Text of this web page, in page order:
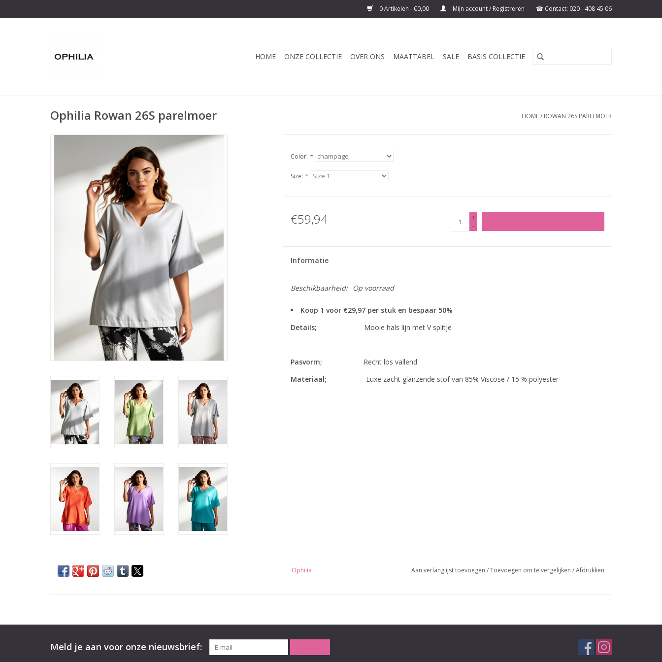
0 Artikelen - €0,00 Mijn account / Registreren
HOME ONZE COLLECTIE OVER ONS MAATTABEL SALE BASIS COLLECTIE
Ophilia Rowan 26S parelmoer HOME/ ROWAN 26S PARELMOER
Color: *
Size: *
€59,94
+
-
Informatie
Beschikbaarheid: Op voorraad
Koop 1 voor €29,97 per stuk en bespaar 50%
Details;
Mooie hals lijn met V splitje
Pasvorm;
Recht los vallend
Materiaal; Luxe zacht glanzende stof van 85% Viscose / 15 % polyester
Ophilia Aan verlanglijst toevoegen /Toevoegen om te vergelijken /Afdrukken
Meld je aan voor onze nieuwsbrief: